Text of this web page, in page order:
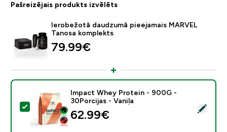
Pašreizējais produkts izvēlēts
Ierobežotā daudzumā pieejamais MARVEL
Tanosa komplekts
79.99€‎
Atlasīt šo produktu - Impact Whey Protein - 900G -
Impact Whey Protein - 900G -
30Porcijas - Vaniļa
62.99€‎